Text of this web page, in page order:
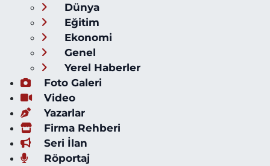
Dünya
Eğitim
Ekonomi
Genel
Yerel Haberler
Foto Galeri
Video
Yazarlar
Firma Rehberi
Seri İlan
Röportaj